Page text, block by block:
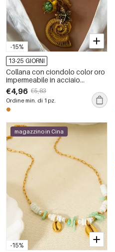
-15%
13-25 GIORNI
Collana con ciondolo color oro
impermeabile in acciaio
inossidabile con conchiglia da
1 pezzo
€4,96 €5,83
Ordine min. di 1 pz.
-15%
magazzino in Cina